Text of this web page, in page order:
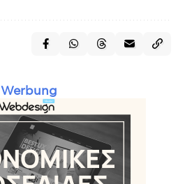
Werbung